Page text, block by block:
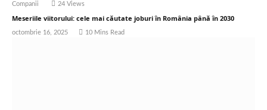
Companii 24 Views
Meseriile viitorului: cele mai căutate joburi în România până în 2030
octombrie 16, 2025 10 Mins Read